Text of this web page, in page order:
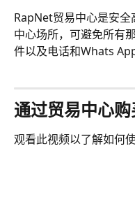
RapNet贸易中心是安
中心场所，可避免所有
件以及电话和Whats App
通过贸易中心
观看此视频以了解如何